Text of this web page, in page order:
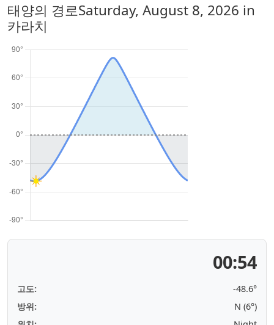
태양의 경로Saturday, August 8, 2026 in
카라치
00:54
고도:
-48.6°
방위:
N (6°)